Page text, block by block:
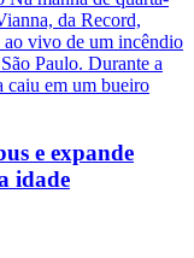
da Record,
ao vivo de um incêndio
Paulo. Durante a
caiu em um bueiro
e expande
idade